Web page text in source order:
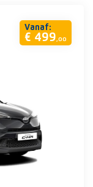
Vanaf:
€ 499,00